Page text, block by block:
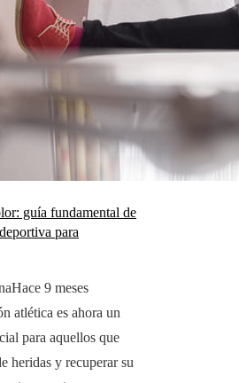
guía fundamental de
para
Hace 9 meses
atlética es ahora un
para aquellos que
heridas y recuperar su